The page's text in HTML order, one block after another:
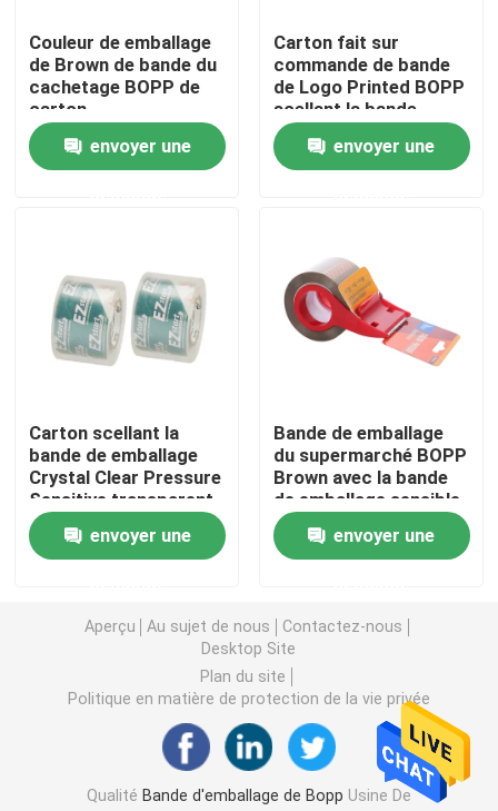
Contactez-nous
Nouvelles
Bande d'emballage de Bopp
Bande de papier d'aluminium
Ruban électrique en PVC
S'accrochent le film
petit pain de papier d'aluminium
Conteneurs de nourriture de papier d'aluminium
Papier d'emballage de bande paerforée
Couleur de emballage
de Brown de bande du
cachetage BOPP de
carton
envoyer une
Carton fait sur
commande de bande
de Logo Printed BOPP
scellant la bande
claire Rolls enorme de
BOPP envoyer une
Carton scellant la
bande de emballage
Crystal Clear Pressure
Sensitive transparent
de BOPP
envoyer une
Bande de emballage
du supermarché BOPP
Brown avec la bande
de emballage sensible
à la pression de
coupeur de bande
envoyer une
Aperçu Au sujet de nous
Contactez-nous
Desktop Site
Plan du site
Politique en matière de protection de la vie privée
Qualité Bande d'emballage de Bopp Usine De